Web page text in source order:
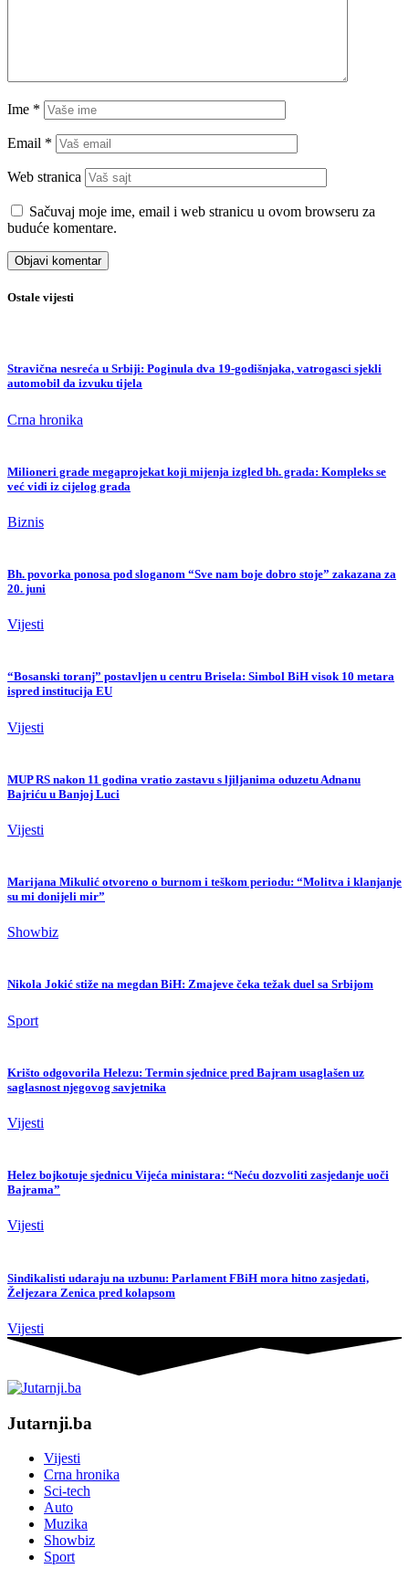
Ime *
Email *
Web stranica
Sačuvaj moje ime, email i web stranicu u ovom browseru za
buduće komentare.
Ostale vijesti
Stravična nesreća u Srbiji: Poginula dva 19-godišnjaka, vatrogasci sjekli
automobil da izvuku tijela
Crna hronika
Milioneri grade megaprojekat koji mijenja izgled bh. grada: Kompleks se
već vidi iz cijelog grada
Biznis
Bh. povorka ponosa pod sloganom “Sve nam boje dobro stoje” zakazana za
20. juni
Vijesti
“Bosanski toranj” postavljen u centru Brisela: Simbol BiH visok 10 metara
ispred institucija EU
Vijesti
MUP RS nakon 11 godina vratio zastavu s ljiljanima oduzetu Adnanu
Bajriću u Banjoj Luci
Vijesti
Marijana Mikulić otvoreno o burnom i teškom periodu: “Molitva i klanjanje
su mi donijeli mir”
Showbiz
Nikola Jokić stiže na megdan BiH: Zmajeve čeka težak duel sa Srbijom
Sport
Krišto odgovorila Helezu: Termin sjednice pred Bajram usaglašen uz
saglasnost njegovog savjetnika
Vijesti
Helez bojkotuje sjednicu Vijeća ministara: “Neću dozvoliti zasjedanje uoči
Bajrama”
Vijesti
Sindikalisti udaraju na uzbunu: Parlament FBiH mora hitno zasjedati,
Željezara Zenica pred kolapsom
Vijesti
Jutarnji.ba
Vijesti
Crna hronika
Sci-tech
Auto
Muzika
Showbiz
Sport